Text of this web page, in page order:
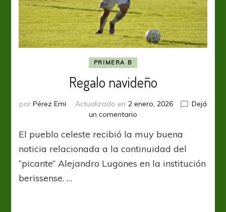
PRIMERA B
Regalo navideño
por Pérez Emi Actualizado en 2 enero, 2026
Dejá
un comentario
navideño
El pueblo celeste recibió la muy buena
noticia relacionada a la continuidad del
“picante” Alejandro Lugones en la institución
berissense. …